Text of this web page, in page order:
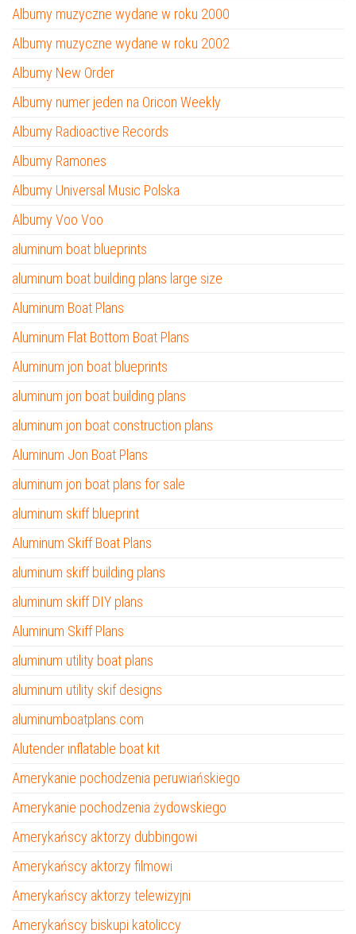
Albumy muzyczne wydane w roku 2000
Albumy muzyczne wydane w roku 2002
Albumy New Order
Albumy numer jeden na Oricon Weekly
Albumy Radioactive Records
Albumy Ramones
Albumy Universal Music Polska
Albumy Voo Voo
aluminum boat blueprints
aluminum boat building plans large size
Aluminum Boat Plans
Aluminum Flat Bottom Boat Plans
Aluminum jon boat blueprints
aluminum jon boat building plans
aluminum jon boat construction plans
Aluminum Jon Boat Plans
aluminum jon boat plans for sale
aluminum skiff blueprint
Aluminum Skiff Boat Plans
aluminum skiff building plans
aluminum skiff DIY plans
Aluminum Skiff Plans
aluminum utility boat plans
aluminum utility skif designs
aluminumboatplans.com
Alutender inflatable boat kit
Amerykanie pochodzenia peruwiańskiego
Amerykanie pochodzenia żydowskiego
Amerykańscy aktorzy dubbingowi
Amerykańscy aktorzy filmowi
Amerykańscy aktorzy telewizyjni
Amerykańscy biskupi katoliccy